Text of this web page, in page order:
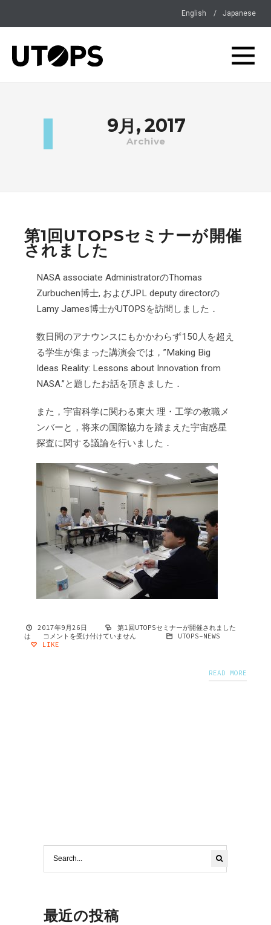
English Japanese
9月, 2017
Archive
第1回UTOPSセミナーが開催
されました
NASA associate AdministratorのThomas
Zurbuchen博士, およびJPL deputy directorの
Lamy James博士がUTOPSを訪問しました．
数日間のアナウンスにもかかわらず150人を超え
る学生が集まった講演会では，”Making Big
Ideas Reality: Lessons about Innovation from
NASA.”と題したお話を頂きました．
また，宇宙科学に関わる東大 理・工学の教職メ
ンバーと，将来の国際協力を踏まえた宇宙惑星
探査に関する議論を行いました．
2017年9月26日
第1回UTOPSセミナーが開催されました
は
コメントを受け付けていません
UTOPS-NEWS
LIKE
READ MORE
最近の投稿